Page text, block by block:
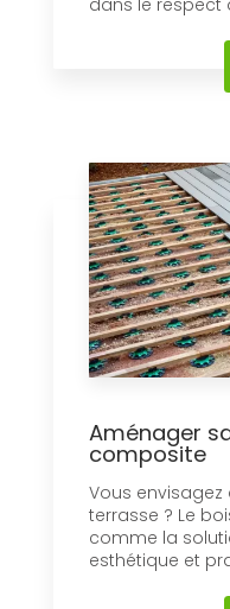
Aménager
composite
Vous
terrasse ? Le
comme la
esthétique et